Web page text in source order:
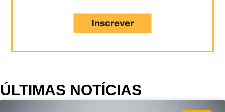
Inscrever
ÚLTIMAS NOTÍCIAS